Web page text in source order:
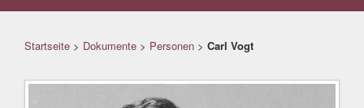
Startseite > Dokumente > Personen > Carl Vogt